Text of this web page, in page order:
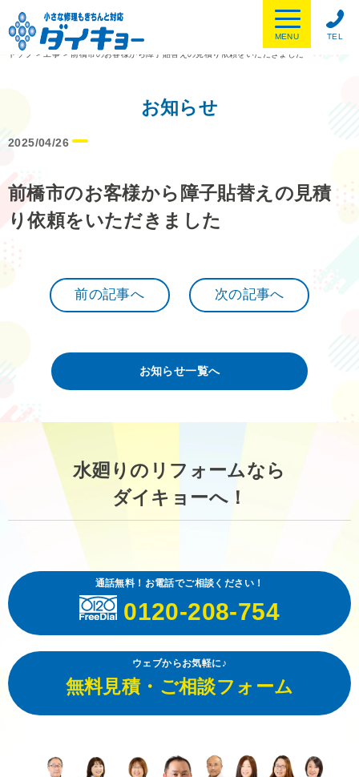
TEL
MENU
トップ
> 工事 > 前橋市のお客様から障子貼替えの見積り依頼をいただきました
お知らせ
2025/04/26
前橋市のお客様から障子貼替えの見積
り依頼をいただきました
前の記事へ 次の記事へ
お知らせ一覧へ
水廻りのリフォームなら
ダイキョーへ！
通話無料！お電話でご相談ください！
0120-208-754
ウェブからお気軽に♪
無料見積・ご相談フォーム